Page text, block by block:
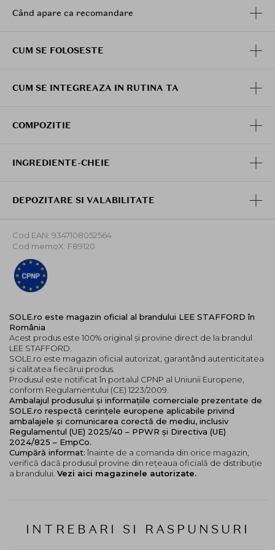
INTREBARI SI RASPUNSURI
lungimi si varfuri, asteapta 1-2 minute, apoi clateste
Când apare ca recomandare
CUM SE FOLOSESTE
CUM SE INTEGREAZA IN RUTINA TA
COMPOZITIE
INGREDIENTE-CHEIE
DEPOZITARE SI VALABILITATE
Cod EAN: 9347108052564
Cod memoX: F89120
SOLE.ro este magazin oficial al brandului LEE STAFFORD în
România
Acest produs este 100% original și provine direct de la brandul
LEE STAFFORD.
SOLE.ro este magazin oficial autorizat, garantând autenticitatea
și calitatea fiecărui produs.
Produsul este notificat în portalul CPNP al Uniunii Europene,
conform Regulamentului (CE) 1223/2009.
Ambalajul produsului și informațiile comerciale prezentate de
SOLE.ro respectă cerințele europene aplicabile privind
ambalajele și comunicarea corectă de mediu, inclusiv
Regulamentul (UE) 2025/40 – PPWR și Directiva (UE)
2024/825 – EmpCo.
Cumpără informat: înainte de a comanda din orice magazin,
verifică dacă produsul provine din rețeaua oficială de distribuție
a brandului. Vezi aici magazinele autorizate.